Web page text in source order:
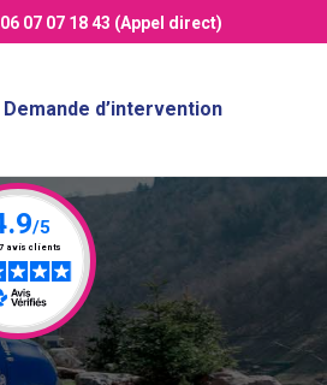
06 07 07 18 43 (Appel direct)
Demande d’intervention